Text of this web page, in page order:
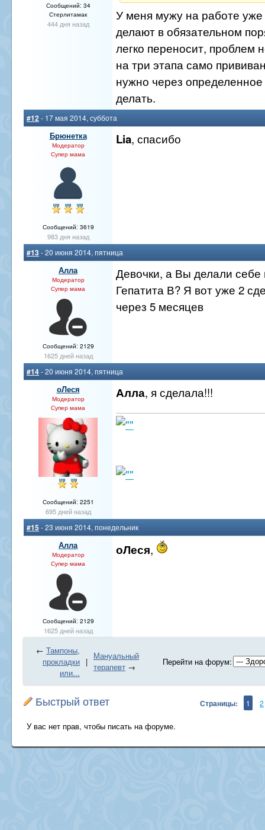
Сообщений: 34
Стерлитамак
444 дня назад
У меня мужу на работе уже
делают в обязательном
легко переносит, проблем
на три этапа само
нужно через
делать.
#12- 17 мая 2014, суббота
Брюнетка
Модератор
Супер мама
Сообщений: 3619
983 дня назад
Lia, спасибо
#13- 20 июня 2014, пятница
Алла
Модератор
Супер мама
Сообщений: 2129
1625 дней назад
Девочки, а Вы делали себе
Гепатита В? Я вот уже 2
через 5 месяцев
#14- 20 июня 2014, пятница
оЛеся
Модератор
Супер мама
Сообщений: 2251
695 дней назад
Алла, я сделала!!!
#15 - 23 июня 2014, понедельник
Алла
Модератор
Супер мама
Сообщений: 2129
1625 дней назад
оЛеся,
← Тампоны,
прокладки
или...
|
Мануальный
терапевт → Перейти на форум:
Страницы: 1 2
Быстрый ответ
У вас нет прав, чтобы писать на форуме.